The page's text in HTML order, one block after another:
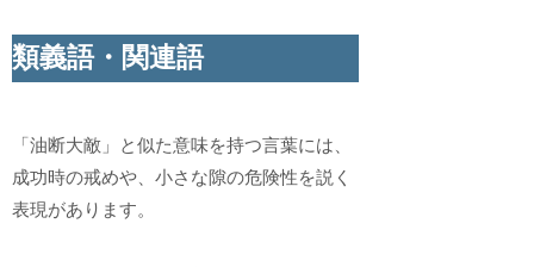
類義語・関連語
「油断大敵」と似た意味を持つ言葉には、
成功時の戒めや、小さな隙の危険性を説く
表現があります。